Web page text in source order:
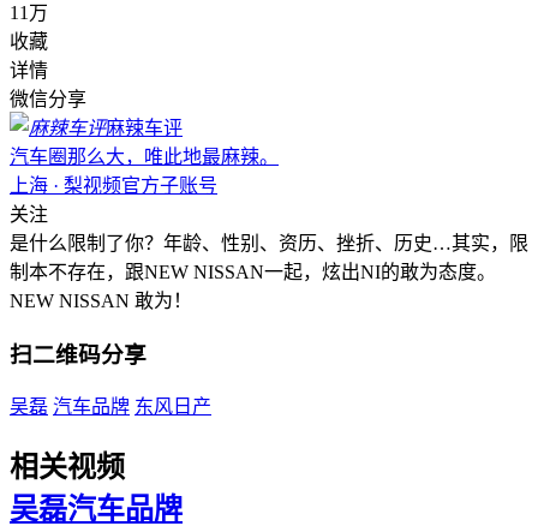
11万
收藏
详情
微信分享
麻辣车评
汽车圈那么大，唯此地最麻辣。
上海 · 梨视频官方子账号
关注
是什么限制了你？年龄、性别、资历、挫折、历史…其实，限
制本不存在，跟NEW NISSAN一起，炫出NI的敢为态度。
NEW NISSAN 敢为！
扫二维码分享
吴磊 汽车品牌 东风日产
相关视频
吴磊汽车品牌